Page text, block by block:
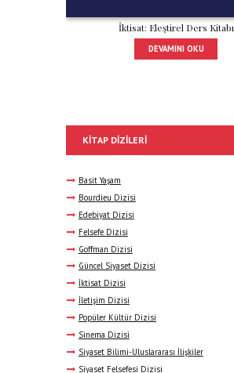
İktisat: Eleştirel Ders Kitabı
DEVAMINI OKU
KITAP DIZILERI
Basit Yaşam
Bourdieu Dizisi
Edebiyat Dizisi
Felsefe Dizisi
Goffman Dizisi
Güncel Siyaset Dizisi
İktisat Dizisi
İletişim Dizisi
Popüler Kültür Dizisi
Sinema Dizisi
Siyaset Bilimi-Uluslararası İlişkiler
Siyaset Felsefesi Dizisi